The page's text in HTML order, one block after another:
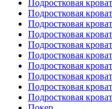
Подростковая
Подростковая
Подростковая
Подростковая
Подростковая
Подростковая
Подростковая
Подростковая
Подростковая
Подростковая